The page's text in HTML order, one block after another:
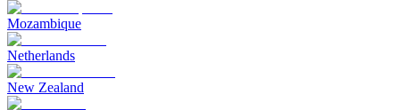
Mozambique
Netherlands
New Zealand